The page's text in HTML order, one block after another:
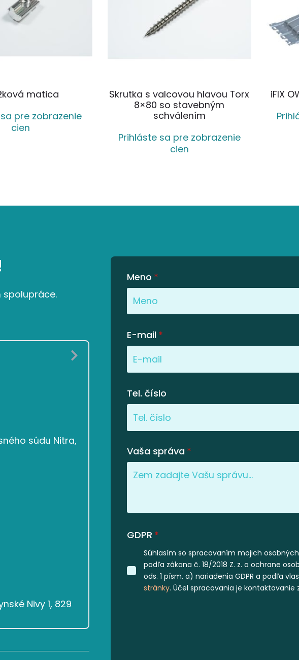
matica
pre zobrazenie
cien
Skrutka s valcovou hlavou Torx
8×80 so stavebným
schválením
Prihláste sa pre zobrazenie
cien
iFIX
spolupráce.
súdu Nitra,
Nivy 1, 829
Meno *
E-mail *
Tel. číslo
Vaša správa *
GDPR *
Súhlasím so spracovaním mojich
podľa zákona č. 18/2018 Z. z. o ochrane
ods. 1 písm. a) nariadenia GDPR a podľa
stránky. Účel spracovania je kontaktovanie